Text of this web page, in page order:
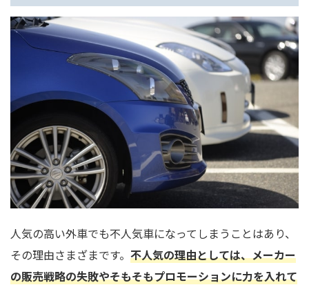
人気の高い外車でも不人気車になってしまうことはあり、
その理由さまざまです。 不人気の理由としては、メーカー
の販売戦略の失敗やそもそもプロモーションに力を入れて